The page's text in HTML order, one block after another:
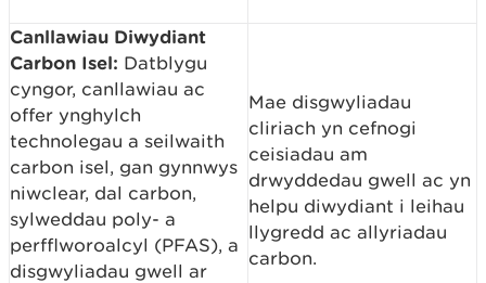
Canllawiau Diwydiant
Carbon Isel: Datblygu
cyngor, canllawiau ac
offer ynghylch
technolegau a seilwaith
carbon isel, gan gynnwys
niwclear, dal carbon,
sylweddau poly- a
perfflworoalcyl (PFAS), a
disgwyliadau gwell ar
Mae disgwyliadau
cliriach yn cefnogi
ceisiadau am
drwyddedau gwell ac yn
helpu diwydiant i leihau
llygredd ac allyriadau
carbon.